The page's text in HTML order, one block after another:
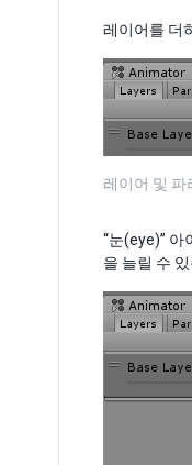
레이어를 더
레이어 및 파
“눈(eye)”
을 늘릴 수